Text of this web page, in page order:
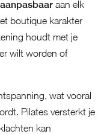
aan elk
boutique karakter
houdt met je
wilt worden of
wat vooral
Pilates versterkt je
kan